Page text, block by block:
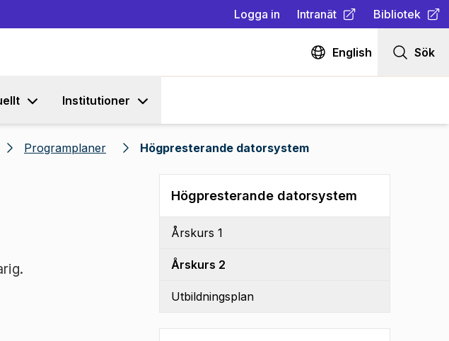
Logga in Intranät
(Öppnas i ny flik)
Bibliotek
(Öppnas i ny
English Sök
Institutioner
Programplaner Högpresterande datorsystem
Högpresterande datorsystem
Årskurs 1
Årskurs 2
Utbildningsplan